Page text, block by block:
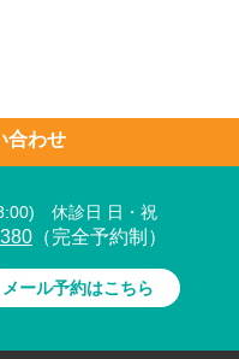
合わせ
休診日 日・祝
（完全予約制）
メール予約はこちら